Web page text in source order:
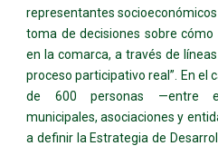
representantes
toma de decisiones sobre
en la comarca, a través de
proceso participativo real”. En el
de 600 personas —entre
municipales, asociaciones y
a definir la Estrategia de